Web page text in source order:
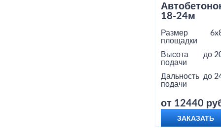
18-24м
Размер
площадки
Высота
подачи
до
Дальность
подачи
до
от 12440
ЗАКАЗАТЬ